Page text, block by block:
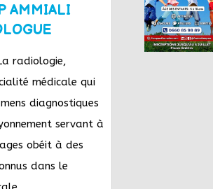
AMMIALI
radiologie,
médicale qui
diagnostiques
servant à
obéit à des
dans le